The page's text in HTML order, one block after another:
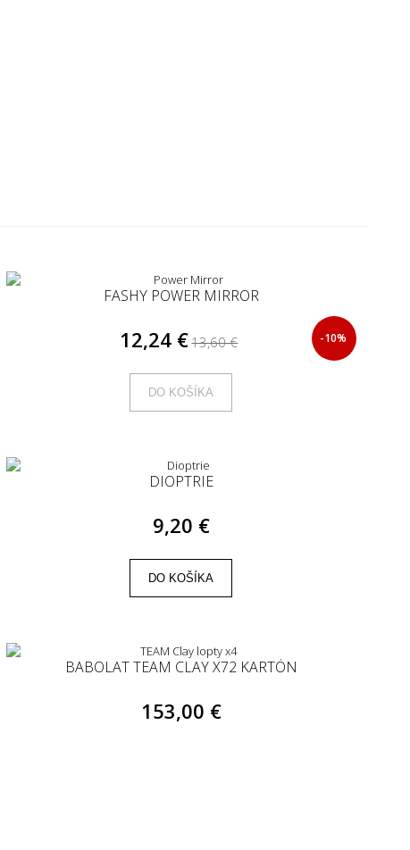
FASHY POWER MIRROR
12,24 €13,60 € -10%
DO KOŠÍKA
DIOPTRIE
9,20 €
DO KOŠÍKA
BABOLAT TEAM CLAY X72 KARTÓN
153,00 €